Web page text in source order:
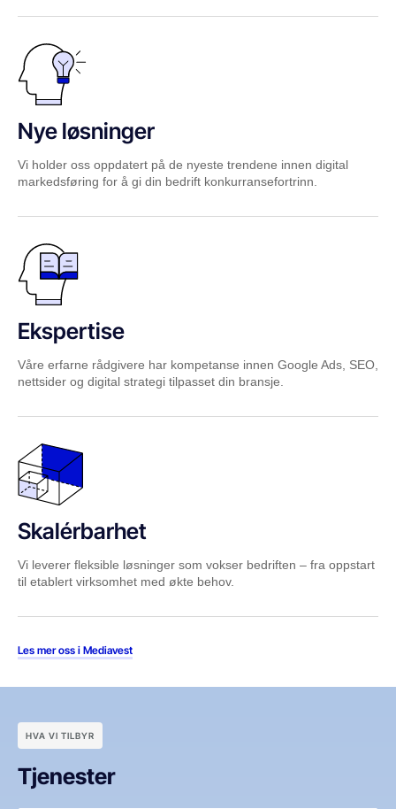
Nye løsninger
Vi holder oss oppdatert på de nyeste trendene innen digital
markedsføring for å gi din bedrift konkurransefortrinn.
Ekspertise
Våre erfarne rådgivere har kompetanse innen Google Ads, SEO,
nettsider og digital strategi tilpasset din bransje.
Skalérbarhet
Vi leverer fleksible løsninger som vokser bedriften – fra oppstart
til etablert virksomhet med økte behov.
Les mer oss i Mediavest
HVA VI TILBYR
Tjenester